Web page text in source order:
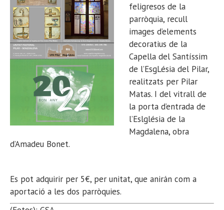
feligresos de la
parròquia, recull
images d’elements
decoratius de la
Capella del Santíssim
de l’EsgLésia del Pilar,
realitzats per Pilar
Matas. I del vitrall de
la porta d’entrada de
l’Eslglésia de la
Magdalena, obra
d’Amadeu Bonet.
Es pot adquirir per 5€, per unitat, que anirán com a
aportació a les dos parròquies.